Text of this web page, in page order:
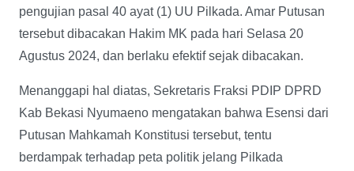
pengujian pasal 40 ayat (1) UU Pilkada. Amar Putusan
tersebut dibacakan Hakim MK pada hari Selasa 20
Agustus 2024, dan berlaku efektif sejak dibacakan.
Menanggapi hal diatas, Sekretaris Fraksi PDIP DPRD
Kab Bekasi Nyumaeno mengatakan bahwa Esensi dari
Putusan Mahkamah Konstitusi tersebut, tentu
berdampak terhadap peta politik jelang Pilkada